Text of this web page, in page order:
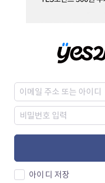
아이디 저장